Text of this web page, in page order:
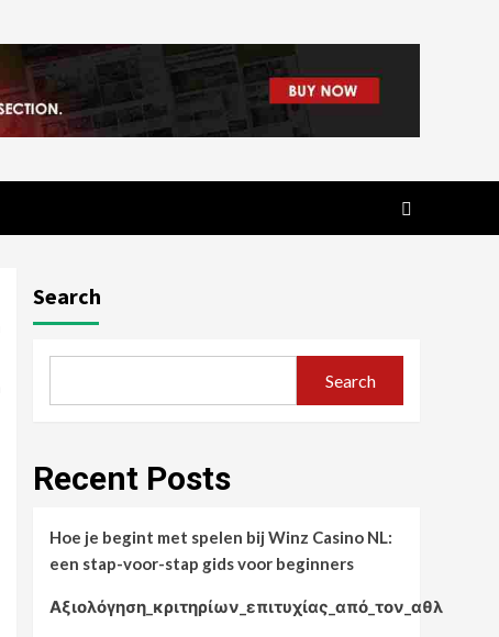
Search
Search
Recent Posts
Hoe je begint met spelen bij Winz Casino NL:
een stap-voor-stap gids voor beginners
Αξιολόγηση_κριτηρίων_επιτυχίας_από_τον_αθλ